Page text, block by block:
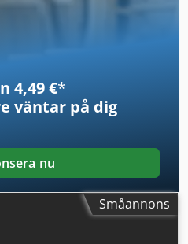
4,49 €*
väntar på dig
nu
Småannons